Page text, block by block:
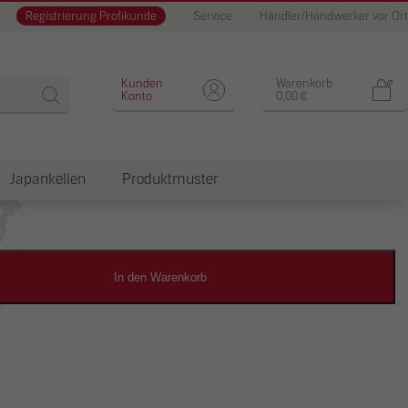
Registrierung Profikunde Service Händler/Handwerker vor Ort
Warenkorb
0,00 €
Kunden
Konto
Japankellen Produktmuster
Designputz
In den Warenkorb